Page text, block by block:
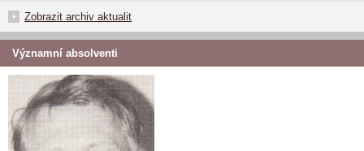
Zobrazit archiv aktualit
Významní absolventi